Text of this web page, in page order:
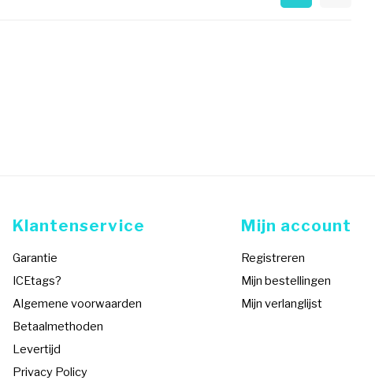
Klantenservice
Garantie
ICEtags?
Algemene voorwaarden
Betaalmethoden
Levertijd
Privacy Policy
Mijn account
Registreren
Mijn bestellingen
Mijn verlanglijst